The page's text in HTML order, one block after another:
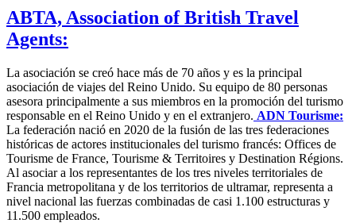
ABTA, Association of British Travel
Agents:
La asociación se creó hace más de 70 años y es la principal
asociación de viajes del Reino Unido. Su equipo de 80 personas
asesora principalmente a sus miembros en la promoción del turismo
responsable en el Reino Unido y en el extranjero. ADN Tourisme:
La federación nació en 2020 de la fusión de las tres federaciones
históricas de actores institucionales del turismo francés: Offices de
Tourisme de France, Tourisme & Territoires y Destination Régions.
Al asociar a los representantes de los tres niveles territoriales de
Francia metropolitana y de los territorios de ultramar, representa a
nivel nacional las fuerzas combinadas de casi 1.100 estructuras y
11.500 empleados.